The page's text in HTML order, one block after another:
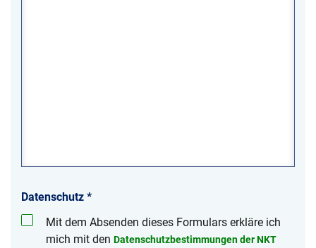
Datenschutz *
Mit dem Absenden dieses Formulars erkläre ich
mich mit den Datenschutzbestimmungen der NKT